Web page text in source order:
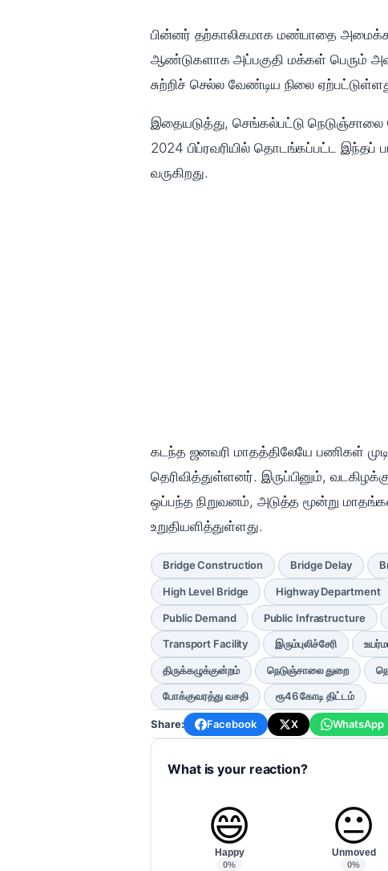
பின்னர் தற்காலிகமாக மண்பாதை
ஆண்டுகளாக அப்பகுதி மக்கள் பெரும்
சுற்றிச் செல்ல வேண்டிய நிலை
இதையடுத்து, செங்கல்பட்டு நெடுஞ்சாலை
2024 பிப்ரவரியில் தொடங்கப்பட்ட இந்தப்
வருகிறது.
கடந்த ஜனவரி மாதத்திலேயே பணிகள்
தெரிவித்துள்ளனர். இருப்பினும்,
ஒப்பந்த நிறுவனம், அடுத்த மூன்று
உறுதியளித்துள்ளது.
Bridge Construction Bridge Delay
High Level Bridge Highway Department
Public Demand Public Infrastructure
Transport Facility இரும்புலிச்சேரி
திருக்கழுக்குன்றம் நெடுஞ்சாலை துறை
போக்குவரத்து வசதி ரூ46 கோடி திட்டம்
Share: Facebook X WhatsApp
What is your reaction?
😄
Happy
0%
😐
Unmoved
0%